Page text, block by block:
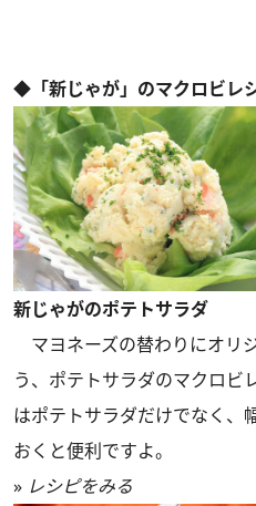
◆「新じゃが」のマクロビレ
新じゃがのポテトサラダ
マヨネーズの替わりにオリ
う、ポテトサラダのマクロビ
はポテトサラダだけでなく、
おくと便利ですよ。
» レシピをみる